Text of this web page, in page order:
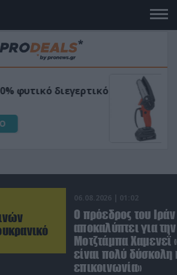
τον κήπο σου με το
Box Μίνι Αλυσοπρίονο με
λιθίου
ΑΓΟΡΑΣΕ ΤΟ
06.08.2026 | 01:02
Ο πρόεδρος του Ιράν
αποκαλύπτει για
Μοτζτάμπα Χαμενεΐ
είναι πολύ δύσκολη
επικοινωνία»